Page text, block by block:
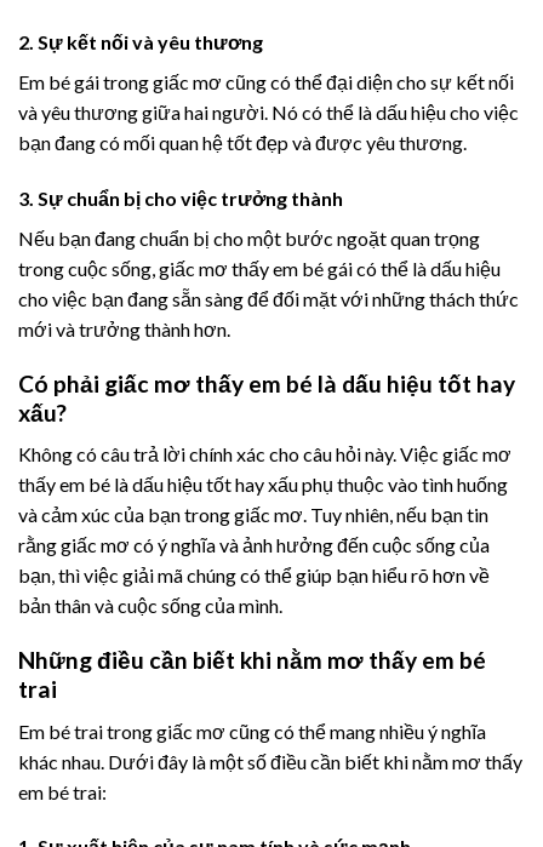
2. Sự kết nối và yêu thương
Em bé gái trong giấc mơ cũng có thể đại diện cho sự kết nối
và yêu thương giữa hai người. Nó có thể là dấu hiệu cho việc
bạn đang có mối quan hệ tốt đẹp và được yêu thương.
3. Sự chuẩn bị cho việc trưởng thành
Nếu bạn đang chuẩn bị cho một bước ngoặt quan trọng
trong cuộc sống, giấc mơ thấy em bé gái có thể là dấu hiệu
cho việc bạn đang sẵn sàng để đối mặt với những thách thức
mới và trưởng thành hơn.
Có phải giấc mơ thấy em bé là dấu hiệu tốt hay
xấu?
Không có câu trả lời chính xác cho câu hỏi này. Việc giấc mơ
thấy em bé là dấu hiệu tốt hay xấu phụ thuộc vào tình huống
và cảm xúc của bạn trong giấc mơ. Tuy nhiên, nếu bạn tin
rằng giấc mơ có ý nghĩa và ảnh hưởng đến cuộc sống của
bạn, thì việc giải mã chúng có thể giúp bạn hiểu rõ hơn về
bản thân và cuộc sống của mình.
Những điều cần biết khi nằm mơ thấy em bé
trai
Em bé trai trong giấc mơ cũng có thể mang nhiều ý nghĩa
khác nhau. Dưới đây là một số điều cần biết khi nằm mơ thấy
em bé trai: